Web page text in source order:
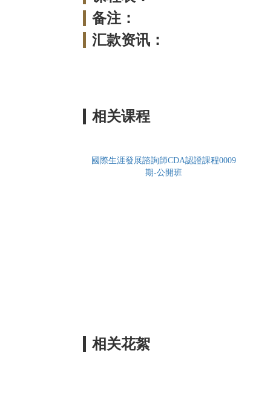
备注：
汇款资讯：
相关课程
國際生涯發展諮詢師CDA認證課程0009
期-公開班
相关花絮